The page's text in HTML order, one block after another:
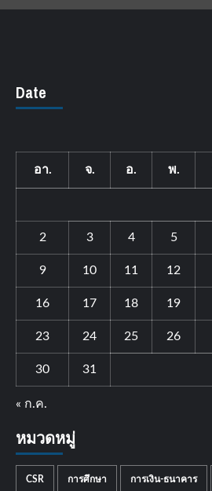
Date
อา. จ. อ. พ.
2 3 4 5
9 10 11 12
16 17 18 19
23 24 25 26
30 31
« ก.ค.
หมวดหมู่
CSR การศึกษา การเงิน-ธนาคาร